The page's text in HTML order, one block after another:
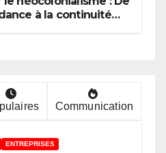
à la continuité
Communication
ENTREPRISES